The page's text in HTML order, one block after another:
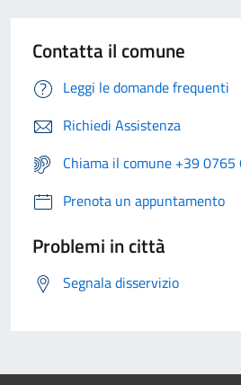
Contatta il comune
Leggi le domande frequenti
Richiedi Assistenza
Chiama il comune +39
Prenota un appuntamento
Problemi in città
Segnala disservizio